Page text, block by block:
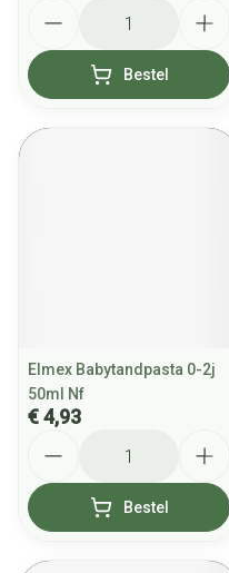
Bestel
Elmex Babytandpasta 0-2j
50ml Nf
€ 4,93
Bestel